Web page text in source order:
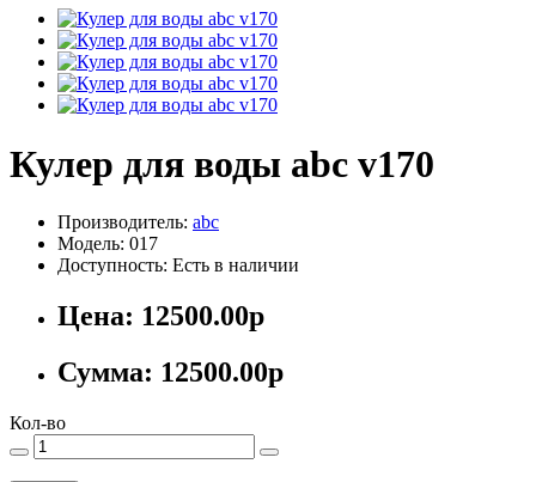
Кулер для воды abc v170
Производитель: abc
Модель: 017
Доступность: Есть в наличии
Цена: 12500.00р
Сумма: 12500.00р
Кол-во